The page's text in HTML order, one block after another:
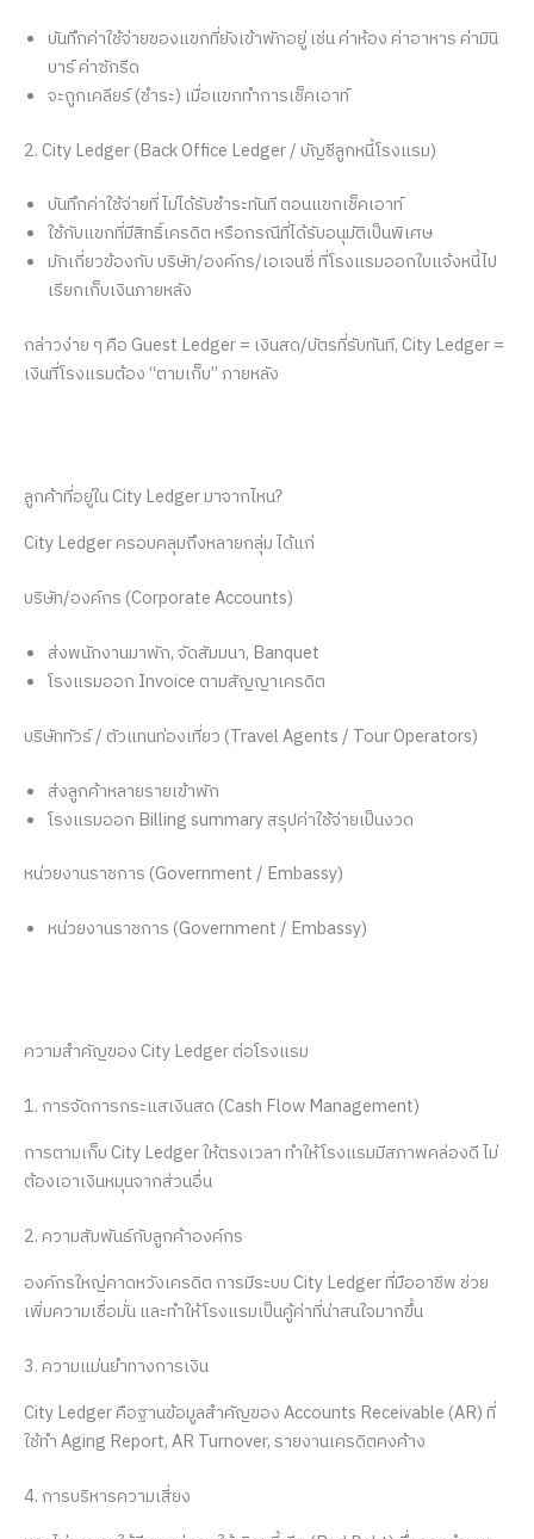
บันทึกค่าใช้จ่ายของแขกที่ยังเข้าพักอยู่ เช่น ค่าห้อง ค่าอาหาร ค่ามินิ
บาร์ ค่าซักรีด
จะถูกเคลียร์ (ชำระ) เมื่อแขกทำการเช็คเอาท์
2. City Ledger (Back Office Ledger / บัญชีลูกหนี้โรงแรม)
บันทึกค่าใช้จ่ายที่ ไม่ได้รับชำระทันที ตอนแขกเช็คเอาท์
ใช้กับแขกที่มีสิทธิ์เครดิต หรือกรณีที่ได้รับอนุมัติเป็นพิเศษ
มักเกี่ยวข้องกับ บริษัท/องค์กร/เอเจนซี่ ที่โรงแรมออกใบแจ้งหนี้ไป
เรียกเก็บเงินภายหลัง
กล่าวง่าย ๆ คือ Guest Ledger = เงินสด/บัตรที่รับทันที, City Ledger =
เงินที่โรงแรมต้อง “ตามเก็บ” ภายหลัง
ลูกค้าที่อยู่ใน City Ledger มาจากไหน?
City Ledger ครอบคลุมถึงหลายกลุ่ม ได้แก่
บริษัท/องค์กร (Corporate Accounts)
ส่งพนักงานมาพัก, จัดสัมมนา, Banquet
โรงแรมออก Invoice ตามสัญญาเครดิต
บริษัททัวร์ / ตัวแทนท่องเที่ยว (Travel Agents / Tour Operators)
ส่งลูกค้าหลายรายเข้าพัก
โรงแรมออก Billing summary สรุปค่าใช้จ่ายเป็นงวด
หน่วยงานราชการ (Government / Embassy)
หน่วยงานราชการ (Government / Embassy)
ความสำคัญของ City Ledger ต่อโรงแรม
1. การจัดการกระแสเงินสด (Cash Flow Management)
การตามเก็บ City Ledger ให้ตรงเวลา ทำให้โรงแรมมีสภาพคล่องดี ไม่
ต้องเอาเงินหมุนจากส่วนอื่น
2. ความสัมพันธ์กับลูกค้าองค์กร
องค์กรใหญ่คาดหวังเครดิต การมีระบบ City Ledger ที่มืออาชีพ ช่วย
เพิ่มความเชื่อมั่น และทำให้โรงแรมเป็นคู้ค่าที่น่าสนใจมากขึ้น
3. ความแม่นยำทางการเงิน
City Ledger คือฐานข้อมูลสำคัญของ Accounts Receivable (AR) ที่
ใช้ทำ Aging Report, AR Turnover, รายงานเครดิตคงค้าง
4. การบริหารความเสี่ยง